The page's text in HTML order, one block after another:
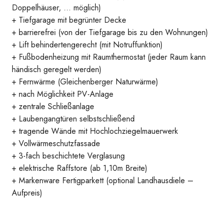
Ausblick
Doppelhäuser, … möglich)
+ Tiefgarage mit begrünter Decke
+ barrierefrei (von der Tiefgarage bis zu den Wohnungen)
+ Lift behindertengerecht (mit Notruffunktion)
+ Fußbodenheizung mit Raumthermostat (jeder Raum kann
händisch geregelt werden)
+ Fernwärme (Gleichenberger Naturwärme)
+ nach Möglichkeit PV-Anlage
+ zentrale Schließanlage
+ Laubengangtüren selbstschließend
+ tragende Wände mit Hochlochziegelmauerwerk
+ Vollwärmeschutzfassade
+ 3-fach beschichtete Verglasung
+ elektrische Raffstore (ab 1,10m Breite)
+ Markenware Fertigparkett (optional Landhausdiele –
Aufpreis)